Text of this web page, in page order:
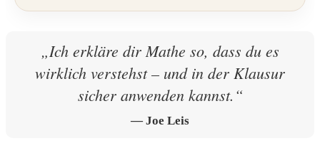
„Ich erkläre dir Mathe so, dass du es
wirklich verstehst – und in der Klausur
sicher anwenden kannst.“
— Joe Leis